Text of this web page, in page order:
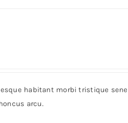
habitant morbi tristique
arcu.